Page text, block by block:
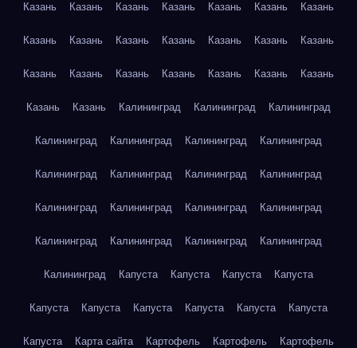
Казань Казань Казань Казань Казань Казань Казань
Казань Казань Казань Казань Казань Казань Казань
Казань Казань Казань Казань Казань Казань Казань
Казань Казань Калининград Калининград Калининград
Калининград Калининград Калининград Калининград
Калининград Калининград Калининград Калининград
Калининград Калининград Калининград Калининград
Калининград Калининград Калининград Калининград
Калининград Капуста Капуста Капуста Капуста
Капуста Капуста Капуста Капуста Капуста Капуста
Капуста Карта сайта Картофель Картофель Картофель